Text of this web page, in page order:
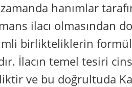
hanımlar
ilacı olmasından
birlikteliklerin
İlacın temel tesiri
ve bu doğrultuda